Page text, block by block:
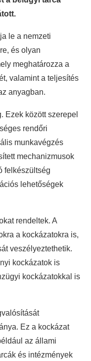
le a nemzeti
és olyan
meghatározza a
valamint a teljesítés
anyagban.
Ezek között szerepel
rendőri
munkavégzés
mechanizmusok
felkészültség
lehetőségek
rendeltek. A
a kockázatokra is,
veszélyeztethetik.
kockázatok is
kockázatokkal is
Ez a kockázat
az állami
és intézmények